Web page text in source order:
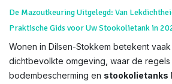
De Mazoutkeuring Uitgelegd: Van
Praktische Gids voor Uw Stookolietank in
Wonen in Dilsen-Stokkem betekent
dichtbevolkte omgeving, waar de regels
bodembescherming en stookolietanks